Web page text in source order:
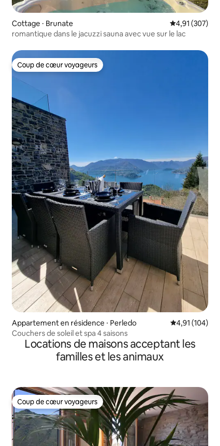
Cottage ⋅ Brunate Évaluation
4,91 (307)
romantique dans le jacuzzi sauna avec vue sur le lac
Coup de cœur voyageurs
Coup de cœur voyageurs
Appartement en résidence ⋅ Perledo Évaluation
4,91 (104)
Couchers de soleil et spa 4 saisons
Locations de maisons acceptant les
familles et les animaux
Coup de cœur voyageurs
Coup de cœur voyageurs